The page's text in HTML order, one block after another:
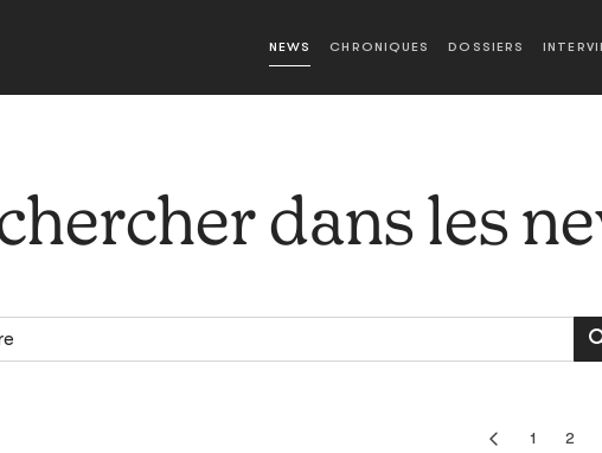
NEWS CHRONIQUES DOSSIERS
dans les
1 2